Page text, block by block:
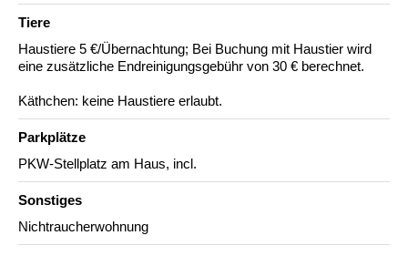
Tiere
Haustiere 5 €/Übernachtung; Bei Buchung mit Haustier wird
eine zusätzliche Endreinigungsgebühr von 30 € berechnet.
Käthchen: keine Haustiere erlaubt.
Parkplätze
PKW-Stellplatz am Haus, incl.
Sonstiges
Nichtraucherwohnung